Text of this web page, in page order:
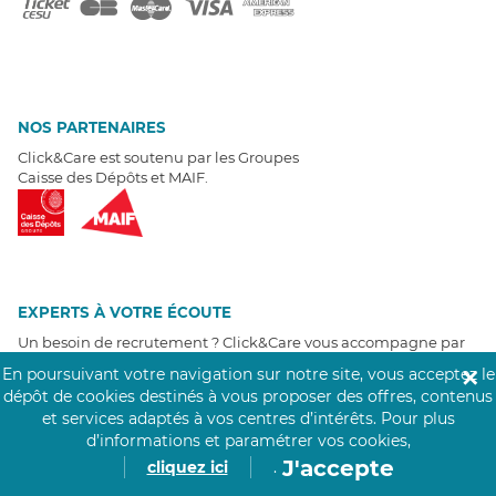
NOS PARTENAIRES
Click&Care est soutenu par les Groupes
Caisse des Dépôts et MAIF.
EXPERTS À VOTRE ÉCOUTE
Un besoin de recrutement ? Click&Care vous accompagne par
Être rappelé aujourd'hui
MOIGNAGES CLIENTS
En poursuivant votre navigation sur notre site, vous acceptez le
dépôt de cookies destinés à vous proposer des offres, contenus
et services adaptés à vos centres d’intérêts. Pour plus
d’informations et paramétrer vos cookies,
cliquez ici
. J'accepte
✕